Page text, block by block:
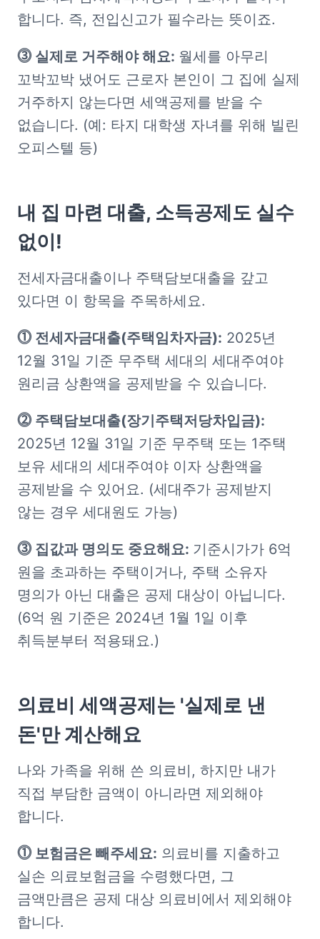
합니다. 즉, 전입신고가 필수라는 뜻이죠.
⓷ 실제로 거주해야 해요: 월세를 아무리
꼬박꼬박 냈어도 근로자 본인이 그 집에 실제
거주하지 않는다면 세액공제를 받을 수
없습니다. (예: 타지 대학생 자녀를 위해 빌린
오피스텔 등)
내 집 마련 대출, 소득공제도 실수
없이!
전세자금대출이나 주택담보대출을 갚고
있다면 이 항목을 주목하세요.
⓵ 전세자금대출(주택임차자금): 2025년
12월 31일 기준 무주택 세대의 세대주여야
원리금 상환액을 공제받을 수 있습니다.
2025년 12월 31일 기준 무주택 또는 1주택
보유 세대의 세대주여야 이자 상환액을
공제받을 수 있어요. (세대주가 공제받지
않는 경우 세대원도 가능)
⓷ 집값과 명의도 중요해요: 기준시가가 6억
원을 초과하는 주택이거나, 주택 소유자
명의가 아닌 대출은 공제 대상이 아닙니다.
(6억 원 기준은 2024년 1월 1일 이후
취득분부터 적용돼요.)
의료비 세액공제는 '실제로 낸
돈'만 계산해요
나와 가족을 위해 쓴 의료비, 하지만 내가
직접 부담한 금액이 아니라면 제외해야
합니다.
⓵ 보험금은 빼주세요: 의료비를 지출하고
실손 의료보험금을 수령했다면, 그
금액만큼은 공제 대상 의료비에서 제외해야
합니다.